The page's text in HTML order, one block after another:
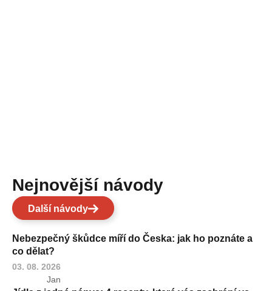
Nejnovější návody
Další návody
Nebezpečný škůdce míří do Česka: jak ho poznáte a
co dělat?
03. 08. 2026
Jan